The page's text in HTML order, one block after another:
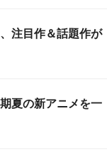
注目作＆話題作が
夏の新アニメを一